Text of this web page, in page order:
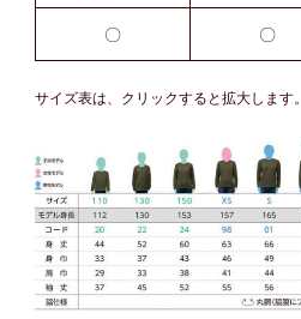
〇 〇
サイズ表は、クリックすると拡大します。